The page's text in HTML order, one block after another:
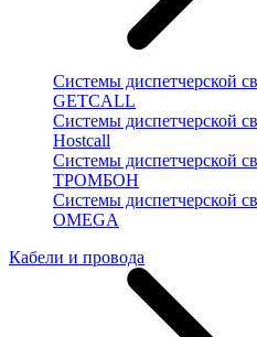
Системы диспетчерской
GETCALL
Системы диспетчерской
Hostcall
Системы диспетчерской
ТРОМБОН
Системы диспетчерской
OMEGA
Кабели и провода